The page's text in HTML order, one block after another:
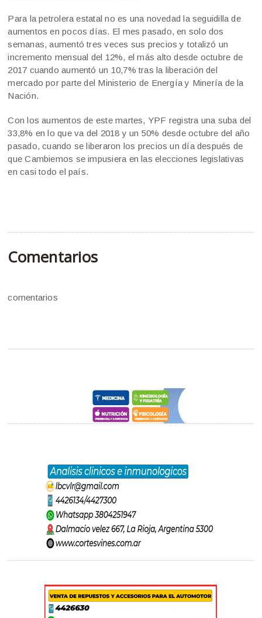
Para la petrolera estatal no es una novedad la seguidilla de
aumentos en pocos días. El mes pasado, en solo dos
semanas, aumentó tres veces sus precios y totalizó un
incremento mensual del 12%, el más alto desde octubre de
2017 cuando aumentó un 10,7% tras la liberación del
mercado por parte del Ministerio de Energía y Minería de la
Nación.
Con los aumentos de este martes, YPF registra una suba del
33,8% en lo que va del 2018 y un 50% desde octubre del año
pasado, cuando se liberaron los precios un día después de
que Cambiemos se impusiera en las elecciones legislativas
en casi todo el país.
Comentarios
comentarios